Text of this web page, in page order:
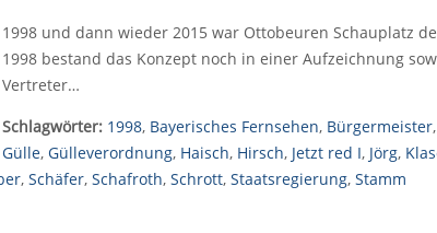
1998 und dann wieder 2015 war Ottobeuren Schauplatz
1998 bestand das Konzept noch in einer Aufzeichnung
Vertreter…
Schlagwörter: 1998, Bayerisches Fernsehen, Bürgermeister,
Gülle, Gülleverordnung, Haisch, Hirsch, Jetzt red I, Jörg,
, Schäfer, Schafroth, Schrott, Staatsregierung, Stamm